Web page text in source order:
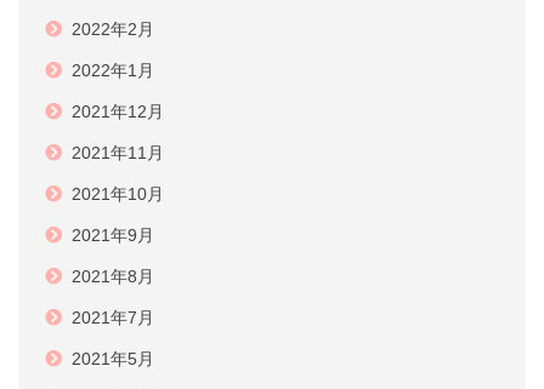
2022年2月
2022年1月
2021年12月
2021年11月
2021年10月
2021年9月
2021年8月
2021年7月
2021年5月